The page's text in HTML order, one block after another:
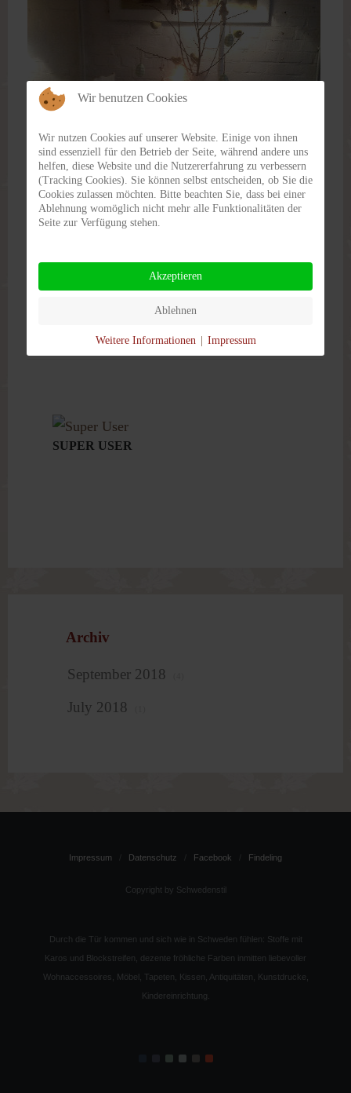
SUPER USER
Archiv
September 2018
July 2018
Impressum Datenschutz Facebook Findeling
Copyright by Schwedenstil
Durch die Tür kommen und sich wie in Schweden fühlen: Stoffe mit
Karos und Blockstreifen, dezente fröhliche Farben inmitten liebevoller
Wohnaccessoires, Möbel, Tapeten, Kissen, Antiquitäten, Kunstdrucke,
Kindereinrichtung.
Wir benutzen Cookies
Wir nutzen Cookies auf unserer Website. Einige von ihnen
sind essenziell für den Betrieb der Seite, während andere uns
helfen, diese Website und die Nutzererfahrung zu verbessern
(Tracking Cookies). Sie können selbst entscheiden, ob Sie die
Cookies zulassen möchten. Bitte beachten Sie, dass bei einer
Ablehnung womöglich nicht mehr alle Funktionalitäten der
Seite zur Verfügung stehen.
Akzeptieren
Ablehnen
Weitere Informationen Impressum